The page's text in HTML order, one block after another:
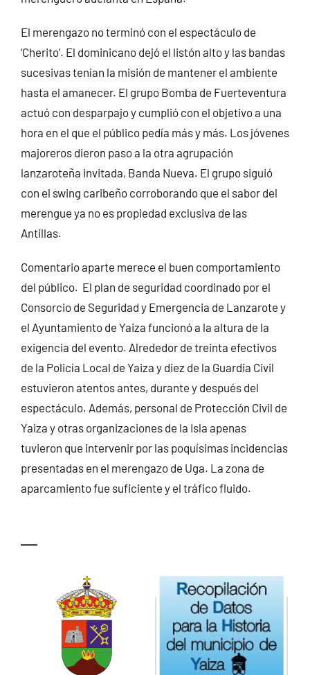
El merengazo no terminó con el espectáculo de
‘Cherito’. El dominicano dejó el listón alto y las bandas
sucesivas tenían la misión de mantener el ambiente
hasta el amanecer. El grupo Bomba de Fuerteventura
actuó con desparpajo y cumplió con el objetivo a una
hora en el que el público pedía más y más. Los jóvenes
majoreros dieron paso a la otra agrupación
lanzaroteña invitada, Banda Nueva. El grupo siguió
con el swing caribeño corroborando que el sabor del
merengue ya no es propiedad exclusiva de las
Antillas.
Comentario aparte merece el buen comportamiento
del público. El plan de seguridad coordinado por el
Consorcio de Seguridad y Emergencia de Lanzarote y
el Ayuntamiento de Yaiza funcionó a la altura de la
exigencia del evento. Alrededor de treinta efectivos
de la Policía Local de Yaiza y diez de la Guardia Civil
estuvieron atentos antes, durante y después del
espectáculo. Además, personal de Protección Civil de
Yaiza y otras organizaciones de la Isla apenas
tuvieron que intervenir por las poquísimas incidencias
presentadas en el merengazo de Uga. La zona de
aparcamiento fue suficiente y el tráfico fluido.
—